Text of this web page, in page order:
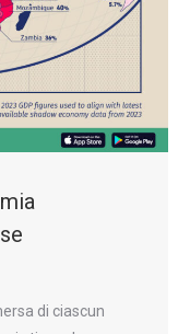
di ciascun